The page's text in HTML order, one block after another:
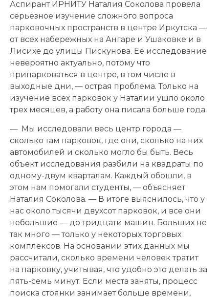
Аспирант ИРНИТУ Наталия Соколова провела
серьезное изучение сложного вопроса
парковочных пространств в центре Иркутска —
от всех набережных на Ангаре и Ушаковке и в
Лисихе до улицы Пискунова. Ее исследование
невероятно актуально, потому что
припарковаться в центре, в том числе в
выходные дни, — острая проблема. Только на
изучение всех парковок у Наталии ушло около
трех месяцев, а работу она писала больше года.
— Мы исследовали весь центр города —
сколько там парковок, где они, сколько на них
автомобилей и сколько могло бы быть. Весь
объект исследования разбили на квадраты по
одному-двум кварталам. Каждый обошли, в
этом нам помогали студенты, — объясняет
Наталия Соколова. — В итоге выяснилось, что у
нас около тысячи двухсот парковок, и все они
небольшие — до тридцати машин. Больших не
так много — только у некоторых торговых
комплексов. На основании этих данных мы
рассчитали, сколько времени человек тратит
на парковку, учитывая, что удобно это делать за
пять-семь минут. Если места заняты, процесс
поиска стоянки занимает больше времени,